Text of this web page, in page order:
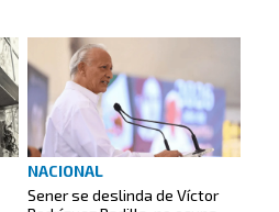
NACIONAL
Sener se deslinda de Víctor